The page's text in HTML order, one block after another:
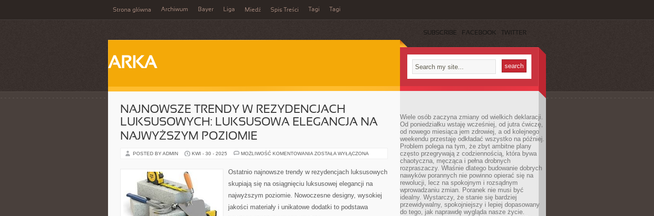
Strona główna Archiwum Bayer Liga Miedź Spis Treści Tagi Tagi
SUBSCRIBE FACEBOOK TWITTER
ARKA
NAJNOWSZE TRENDY W REZYDENCJACH
LUKSUSOWYCH: LUKSUSOWA ELEGANCJA NA
NAJWYŻSZYM POZIOMIE
POSTED BY ADMIN KWI - 30 - 2025 MOŻLIWOŚĆ KOMENTOWANIA NAJNOWSZE
REZYDENCJACH
LUKSUSOWYCH:
ELEGANCJA
NAJWYŻSZYM
ZOSTAŁA WYŁĄCZONA
Ostatnio najnowsze trendy w rezydencjach luksusowych
skupiają się na osiągnięciu luksusowej elegancji na
najwyższym poziomie. Nowoczesne designy, wysokiej
jakości materiały i unikatowe dodatki to podstawa
Wiele osób zaczyna zmiany od wielkich deklaracji.
Od poniedziałku wstaję wcześniej, od jutra ćwiczę,
od nowego miesiąca jem zdrowiej, a od kolejnego
weekendu przestaję odkładać wszystko na później.
Problem polega na tym, że zbyt ambitne plany
często przegrywają z codziennością, która bywa
chaotyczna, męcząca i pełna drobnych
rozpraszaczy. Właśnie dlatego budowanie dobrych
nawyków porannych nie powinno opierać się na
rewolucji, lecz na spokojnym i rozsądnym
wprowadzaniu zmian. Poranek nie musi być
idealny. Wystarczy, że stanie się bardziej
przewidywalny, spokojniejszy i lepiej dopasowany
do tego, jak naprawdę wygląda nasze życie.